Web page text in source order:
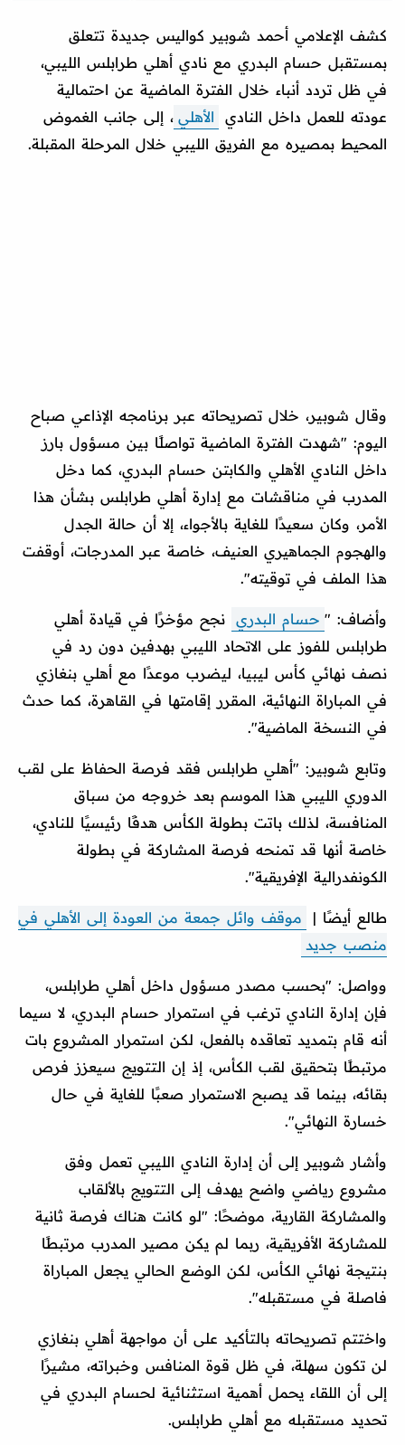
كشف الإعلامي أحمد شوبير كواليس جديدة تتعلق
بمستقبل حسام البدري مع نادي أهلي طرابلس الليبي،
في ظل تردد أنباء خلال الفترة الماضية عن احتمالية
عودته للعمل داخل النادي
الأهلي ، إلى جانب الغموض
المحيط بمصيره مع الفريق الليبي خلال المرحلة المقبلة.
وقال شوبير، خلال تصريحاته عبر برنامجه الإذاعي صباح
اليوم: "شهدت الفترة الماضية تواصلًا بين مسؤول بارز
داخل النادي الأهلي والكابتن حسام البدري، كما دخل
المدرب في مناقشات مع إدارة أهلي طرابلس بشأن هذا
الأمر، وكان سعيدًا للغاية بالأجواء، إلا أن حالة الجدل
والهجوم الجماهيري العنيف، خاصة عبر المدرجات، أوقفت
هذا الملف في توقيته".
وأضاف: " حسام البدري نجح مؤخرًا في قيادة أهلي
طرابلس للفوز على الاتحاد الليبي بهدفين دون رد في
نصف نهائي كأس ليبيا، ليضرب موعدًا مع أهلي بنغازي
في المباراة النهائية، المقرر إقامتها في القاهرة، كما حدث
في النسخة الماضية".
وتابع شوبير: "أهلي طرابلس فقد فرصة الحفاظ على لقب
الدوري الليبي هذا الموسم بعد خروجه من سباق
المنافسة، لذلك باتت بطولة الكأس هدفًا رئيسيًا للنادي،
خاصة أنها قد تمنحه فرصة المشاركة في بطولة
الكونفدرالية الإفريقية".
طالع أيضًا |
موقف وائل جمعة من العودة إلى الأهلي في
منصب جديد
وواصل: "بحسب مصدر مسؤول داخل أهلي طرابلس،
فإن إدارة النادي ترغب في استمرار حسام البدري، لا سيما
أنه قام بتمديد تعاقده بالفعل، لكن استمرار المشروع بات
مرتبطًا بتحقيق لقب الكأس، إذ إن التتويج سيعزز فرص
بقائه، بينما قد يصبح الاستمرار صعبًا للغاية في حال
خسارة النهائي".
وأشار شوبير إلى أن إدارة النادي الليبي تعمل وفق
مشروع رياضي واضح يهدف إلى التتويج بالألقاب
والمشاركة القارية، موضحًا: "لو كانت هناك فرصة ثانية
للمشاركة الأفريقية، ربما لم يكن مصير المدرب مرتبطًا
بنتيجة نهائي الكأس، لكن الوضع الحالي يجعل المباراة
فاصلة في مستقبله".
واختتم تصريحاته بالتأكيد على أن مواجهة أهلي بنغازي
لن تكون سهلة، في ظل قوة المنافس وخبراته، مشيرًا
إلى أن اللقاء يحمل أهمية استثنائية لحسام البدري في
تحديد مستقبله مع أهلي طرابلس.